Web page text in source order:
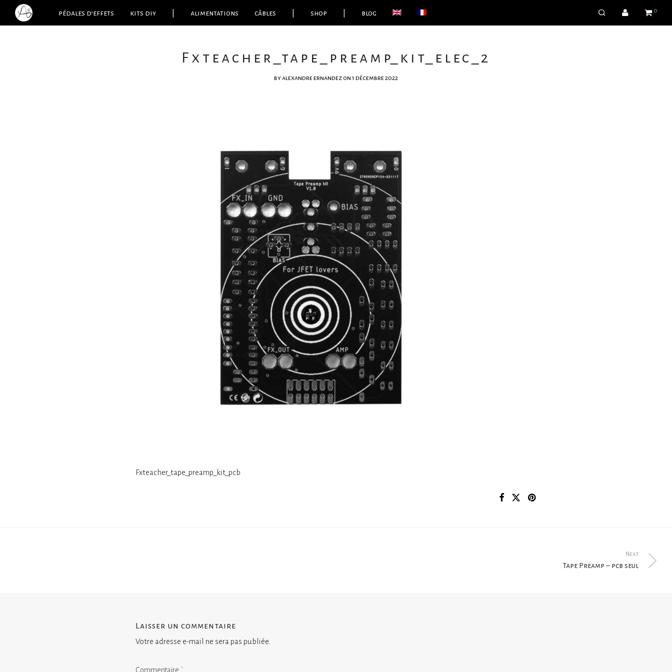
pédales d’effets kits diy alimentations câbles shop blog 0
Fxteacher_tape_preamp_kit_elec_2
byalexandre ernandez on 1 décembre 2022
Fxteacher_tape_preamp_kit_pcb
Next
Tape Preamp – pcb seul
Laisser un commentaire
Votre adresse e-mail ne sera pas publiée.
Commentaire *